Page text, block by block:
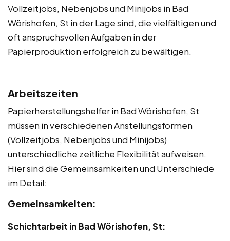
Vollzeitjobs, Nebenjobs und Minijobs in Bad
Wörishofen, St in der Lage sind, die vielfältigen und
oft anspruchsvollen Aufgaben in der
Papierproduktion erfolgreich zu bewältigen.
Arbeitszeiten
Papierherstellungshelfer in Bad Wörishofen, St
müssen in verschiedenen Anstellungsformen
(Vollzeitjobs, Nebenjobs und Minijobs)
unterschiedliche zeitliche Flexibilität aufweisen.
Hier sind die Gemeinsamkeiten und Unterschiede
im Detail:
Gemeinsamkeiten:
Schichtarbeit in Bad Wörishofen, St: